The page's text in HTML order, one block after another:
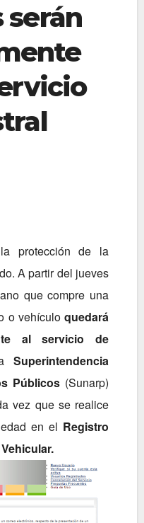
serán
protección de la
A partir del jueves
que compre una
o vehículo quedará
al servicio de
Superintendencia
Públicos(Sunarp)
vez que se realice
en el Registro